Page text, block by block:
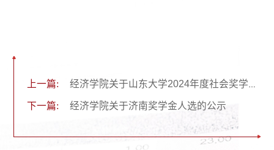
上一篇: 经济学院关于山东大学2024年度社会奖学金人选的公示
下一篇: 经济学院关于济南奖学金人选的公示